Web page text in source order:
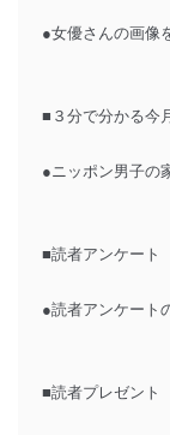
●女優さんの画像
■３分で分かる今
●ニッポン男子の
■読者アンケート
●読者アンケート
■読者プレゼント